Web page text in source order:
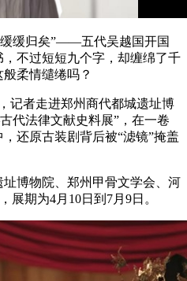
缓归矣”——五代吴越国开国
不过短短九个字，却缠绵了千
柔情缱绻吗？
者走进郑州商代都城遗址博
代法律文献史料展”，在一卷
还原古装剧背后被“滤镜”掩盖
博物院、郑州甲骨文学会、河
展期为4月10日到7月9日。